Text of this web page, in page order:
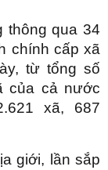
thông qua 34
chính cấp xã
từ tổng số
của cả nước
xã, 687
giới, lần sắp